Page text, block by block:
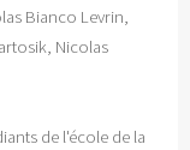
Bianco Levrin,
Nicolas
de l'école de la